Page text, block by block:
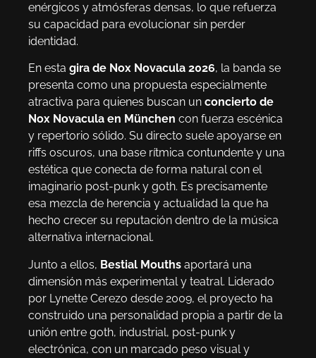
enérgicos y atmósferas densas, lo que refuerza
su capacidad para evolucionar sin perder
identidad.
En esta gira de Nox Novacula 2026, la banda se
presenta como una propuesta especialmente
atractiva para quienes buscan un concierto de
Nox Novacula en München con fuerza escénica
y repertorio sólido. Su directo suele apoyarse en
riffs oscuros, una base rítmica contundente y una
estética que conecta de forma natural con el
imaginario post-punk y goth. Es precisamente
esa mezcla de herencia y actualidad la que ha
hecho crecer su reputación dentro de la música
alternativa internacional.
Junto a ellos, Bestial Mouths aportará una
dimensión más experimental y teatral. Liderado
por Lynette Cerezo desde 2009, el proyecto ha
construido una personalidad propia a partir de la
unión entre goth, industrial, post-punk y
electrónica, con un marcado peso visual y